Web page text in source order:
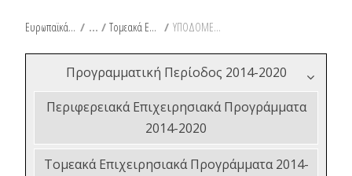
Ευρωπαϊκά & Αναπτυξιακά Προγράμματα / Τομεακά Επιχειρησιακά Προγράμματα 2014-2020 / ΥΠΟΔΟΜΕΣ ΜΕΤΑΦΟΡΩΝ, ΠΕΡΙΒΑΛΛΟΝ & ΑΕΙΦΟΡΟΣ ΑΝΑΠΤΥΞΗ
Προγραμματική Περίοδος 2014-2020
Περιφερειακά Επιχειρησιακά Προγράμματα
2014-2020
Τομεακά Επιχειρησιακά Προγράμματα 2014-